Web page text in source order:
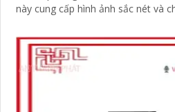
này cung cấp hình ảnh sắc nét và